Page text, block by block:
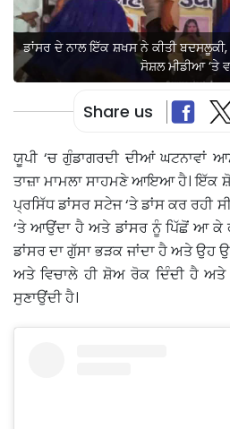
ਡਾਂਸਰ ਦੇ ਨਾਲ ਇੱਕ ਸ਼ਖਸ ਨੇ ਕੀਤੀ
ਸੋਸ਼ਲ ਮੀਡੀਆ ‘ਤੇ
Share us
ਯੂਪੀ ‘ਚ ਗੁੰਡਾਗਰਦੀ ਦੀਆਂ ਘਟਨਾਵਾਂ
ਤਾਜ਼ਾ ਮਾਮਲਾ ਸਾਹਮਣੇ ਆਇਆ ਹੈ। ਇੱਕ
ਪ੍ਰਸਿੱਧ ਡਾਂਸਰ ਸਟੇਜ ‘ਤੇ ਡਾਂਸ ਕਰ ਰਹੀ
‘ਤੇ ਆਉਂਦਾ ਹੈ ਅਤੇ ਡਾਂਸਰ ਨੂੰ ਪਿੱਛੋਂ ਆ ਕੇ
ਡਾਂਸਰ ਦਾ ਗੁੱਸਾ ਭੜਕ ਜਾਂਦਾ ਹੈ ਅਤੇ ਉਹ
ਅਤੇ ਵਿਚਾਲੇ ਹੀ ਸ਼ੋਅ ਰੋਕ ਦਿੰਦੀ ਹੈ
ਸੁਣਾਉਂਦੀ ਹੈ।